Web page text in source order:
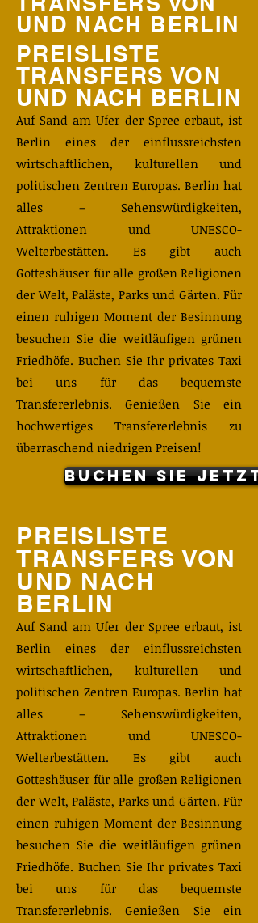
UND NACH BERLIN
PREISLISTE
TRANSFERS VON
UND NACH BERLIN
​Auf Sand am Ufer der Spree erbaut, ist
Berlin eines der einflussreichsten
wirtschaftlichen, kulturellen und
politischen Zentren Europas. Berlin hat
alles – Sehenswürdigkeiten,
Attraktionen und UNESCO-
Welterbestätten. Es gibt auch
Gotteshäuser für alle großen Religionen
der Welt, Paläste, Parks und Gärten. Für
einen ruhigen Moment der Besinnung
besuchen Sie die weitläufigen grünen
Friedhöfe. Buchen Sie Ihr privates Taxi
bei uns für das bequemste
Transfererlebnis. Genießen Sie ein
hochwertiges Transfererlebnis zu
überraschend niedrigen Preisen!
buchen Sie jetzt
PREISLISTE
TRANSFERS VON
UND NACH
BERLIN
​Auf Sand am Ufer der Spree erbaut, ist
Berlin eines der einflussreichsten
wirtschaftlichen, kulturellen und
politischen Zentren Europas. Berlin hat
alles – Sehenswürdigkeiten,
Attraktionen und UNESCO-
Welterbestätten. Es gibt auch
Gotteshäuser für alle großen Religionen
der Welt, Paläste, Parks und Gärten. Für
einen ruhigen Moment der Besinnung
besuchen Sie die weitläufigen grünen
Friedhöfe. Buchen Sie Ihr privates Taxi
bei uns für das bequemste
Transfererlebnis. Genießen Sie ein